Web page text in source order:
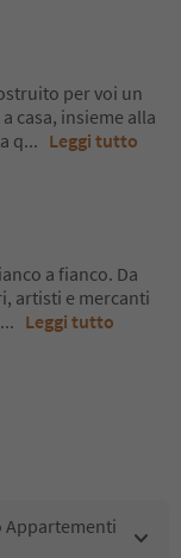
per voi un
casa, insieme alla
q... Leggi tutto
a fianco. Da
artisti e mercanti
... Leggi tutto
Appartementi